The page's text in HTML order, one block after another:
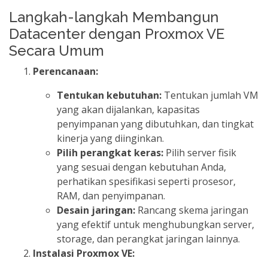
Langkah-langkah Membangun
Datacenter dengan Proxmox VE
Secara Umum
Perencanaan:
Tentukan kebutuhan: Tentukan jumlah VM
yang akan dijalankan, kapasitas
penyimpanan yang dibutuhkan, dan tingkat
kinerja yang diinginkan.
Pilih perangkat keras: Pilih server fisik
yang sesuai dengan kebutuhan Anda,
perhatikan spesifikasi seperti prosesor,
RAM, dan penyimpanan.
Desain jaringan: Rancang skema jaringan
yang efektif untuk menghubungkan server,
storage, dan perangkat jaringan lainnya.
Instalasi Proxmox VE: